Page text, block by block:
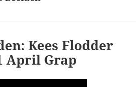
Kees Flodder
April Grap